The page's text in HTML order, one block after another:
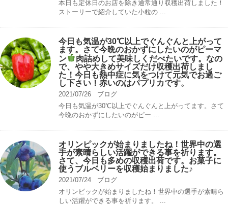
本日も定休日のお店を除き通常通り収穫出荷しました！
ストーリーで紹介していた小粒の ...
今日も気温が30℃以上でぐんぐんと上がって
ます。さて今晩のおかずにしたいのがピーマ
ン
肉詰めして美味しくだべたいです。なの
で、やや大きめサイズだけ収穫出荷しまし
た！今日も熱中症に気をつけて元気でお過ご
し下さい！赤いのはパプリカです。
2021/07/26
ブログ
今日も気温が30℃以上でぐんぐんと上がってます。さて
今晩のおかずにしたいのがピー ...
オリンピックが始まりましたね！世界中の選
手が素晴らしい活躍ができる事を祈ります。
さて、今日も多めの収穫出荷です。お菓子に
使うブルベリーを収穫始まりました♪
2021/07/24
ブログ
オリンピックが始まりましたね！世界中の選手が素晴ら
しい活躍ができる事を祈ります。 ...